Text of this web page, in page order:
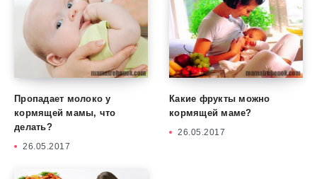
Пропадает молоко у
кормящей мамы, что
делать?
26.05.2017
Какие фрукты можно
кормящей маме?
26.05.2017